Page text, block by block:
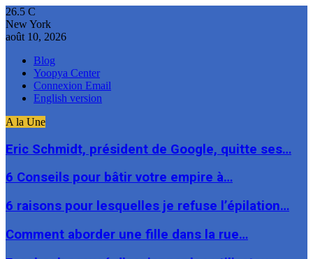
26.5 C
New York
août 10, 2026
Blog
Yoopya Center
Connexion Email
English version
A la Une
Eric Schmidt, président de Google, quitte ses…
6 Conseils pour bâtir votre empire à…
6 raisons pour lesquelles je refuse l’épilation…
Comment aborder une fille dans la rue…